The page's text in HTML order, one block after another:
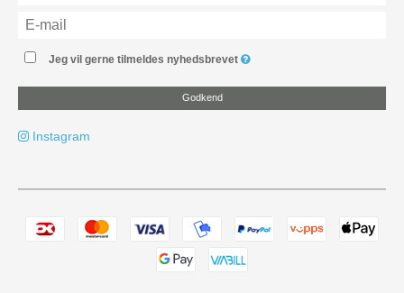
Jeg vil gerne tilmeldes nyhedsbrevet
Godkend
Instagram